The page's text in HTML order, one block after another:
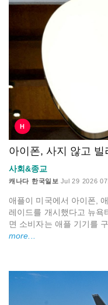
H
아이폰, 사지 않고 빌
사회&종교
캐나다 한국일보 Jul 29 2026
애플이 미국에서 아이폰,
레이드를 개시했다고 뉴욕
면 소비자는 애플 기기를
more...